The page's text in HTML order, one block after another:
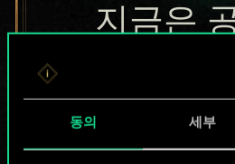
동의 세부
지금은
카드들에
않지
무궁무